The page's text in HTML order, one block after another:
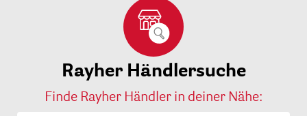
Rayher Händlersuche
Finde Rayher Händler in deiner Nähe: